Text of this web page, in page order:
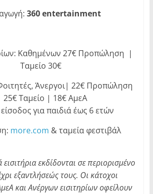
360 entertainment
Καθημένων 27€ Προπώληση |
Ταμείο 30€
Άνεργοι| 22€ Προπώληση
25€ Ταμείο | 18€ ΑμεΑ
για παιδιά έως 6 ετών
more.com & ταμεία φεστιβάλ
εκδίδονται σε περιορισμένο
εξαντλήσεώς τους. Οι κάτοχοι
και Ανέργων εισιτηρίων οφείλουν